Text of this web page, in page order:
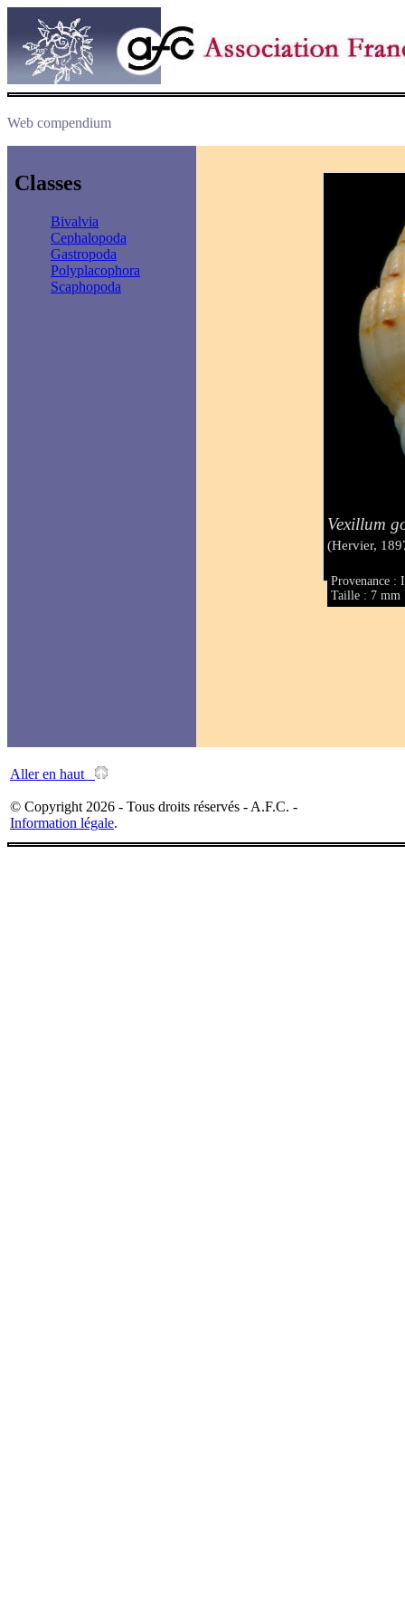
Web compendium
Classes
Bivalvia
Cephalopoda
Gastropoda
Polyplacophora
Scaphopoda
Vexillum
(Hervier,
Provenance :
Taille : 7 mm
Aller en haut
© Copyright 2026 - Tous droits réservés - A.F.C. -
Information légale.